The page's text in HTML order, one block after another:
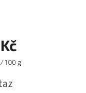
100 g